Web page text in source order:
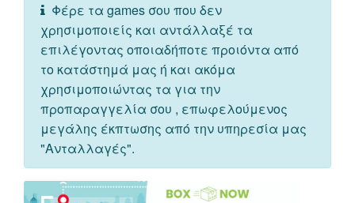
Φέρε τα games σου που δεν
χρησιμοποιείς και αντάλλαξέ τα
επιλέγοντας οποιαδήποτε προιόντα από
το κατάστημά μας ή και ακόμα
χρησιμοποιώντας τα για την
προπαραγγελία σου , επωφελούμενος
μεγάλης έκπτωσης από την υπηρεσία μας
"Ανταλλαγές".